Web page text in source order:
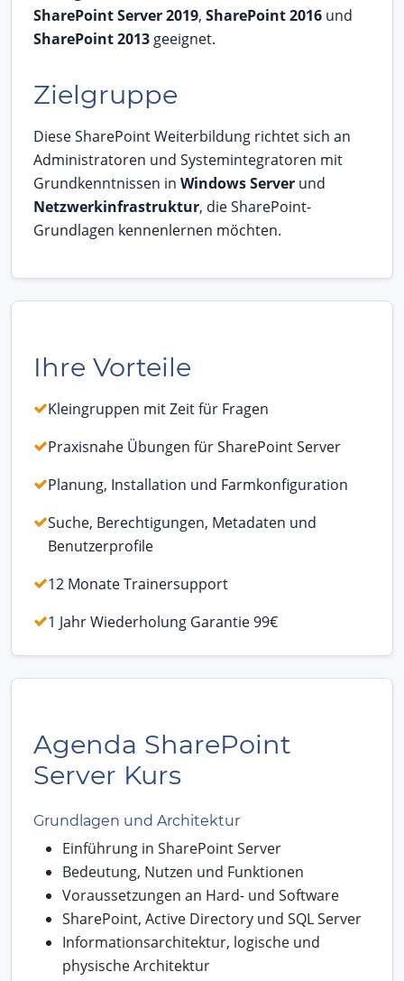
SharePoint Server 2019, SharePoint 2016 und
SharePoint 2013 geeignet.
Zielgruppe
Diese SharePoint Weiterbildung richtet sich an
Administratoren und Systemintegratoren mit
Grundkenntnissen in Windows Server und
Netzwerkinfrastruktur, die SharePoint-
Grundlagen kennenlernen möchten.
Ihre Vorteile
Kleingruppen mit Zeit für Fragen
Praxisnahe Übungen für SharePoint Server
Planung, Installation und Farmkonfiguration
Suche, Berechtigungen, Metadaten und
Benutzerprofile
12 Monate Trainersupport
1 Jahr Wiederholung Garantie 99€
Agenda SharePoint
Server Kurs
Grundlagen und Architektur
Einführung in SharePoint Server
Bedeutung, Nutzen und Funktionen
Voraussetzungen an Hard- und Software
SharePoint, Active Directory und SQL Server
Informationsarchitektur, logische und
physische Architektur